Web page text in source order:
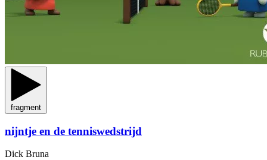
fragment
nijntje en de tenniswedstrijd
Dick Bruna